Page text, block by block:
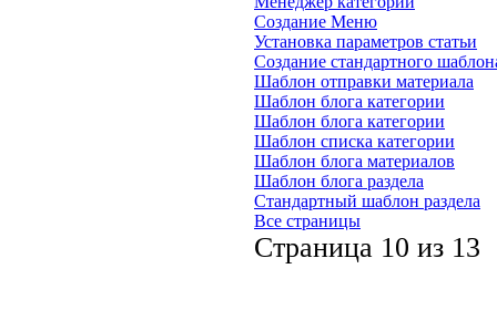
Создание Меню
Установка параметров статьи
Создание стандартного
Шаблон отправки материала
Шаблон блога категории
Шаблон блога категории
Шаблон списка категории
Шаблон блога материалов
Шаблон блога раздела
Стандартный шаблон раздела
Все страницы
Страница 10 из 13